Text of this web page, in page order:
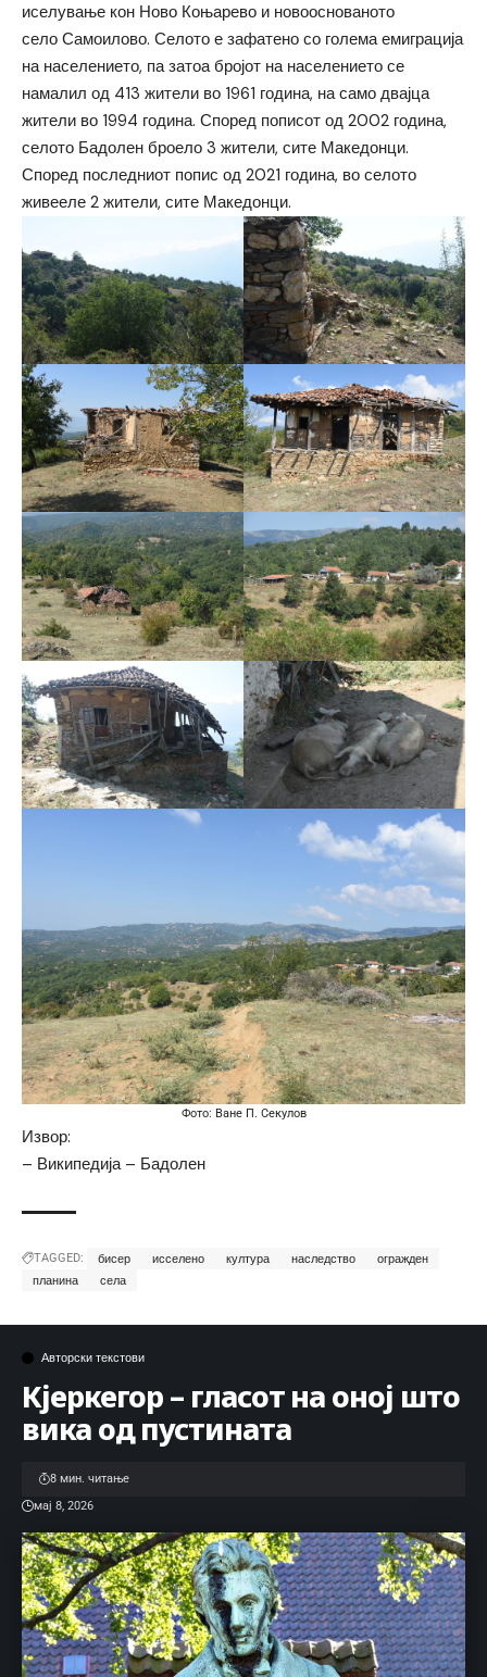
иселување кон Ново Коњарево и новооснованото
село Самоилово. Селото е зафатено со голема емиграција
на населението, па затоа бројот на населението се
намалил од 413 жители во 1961 година, на само двајца
жители во 1994 година. Според пописот од 2002 година,
селото Бадолен броело 3 жители, сите Македонци.
Според последниот попис од 2021 година, во селото
живееле 2 жители, сите Македонци.
Фото: Ване П. Секулов
Извор:
– Википедија – Бадолен
TAGGED: бисер исселено култура наследство
огражден
планина
села
Авторски текстови
Кјеркегор – гласот на оној што
вика од пустината
мај 8, 2026
8 мин. читање